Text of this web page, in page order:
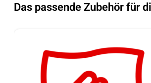
Das passende Zubehör für